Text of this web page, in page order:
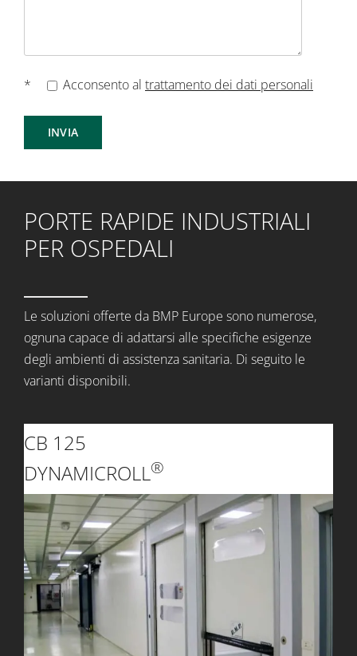
* Acconsento al trattamento dei dati personali
PORTE RAPIDE INDUSTRIALI
PER OSPEDALI
Le soluzioni offerte da BMP Europe sono numerose,
ognuna capace di adattarsi alle specifiche esigenze
degli ambienti di assistenza sanitaria. Di seguito le
varianti disponibili.
CB 125
DYNAMICROLL®